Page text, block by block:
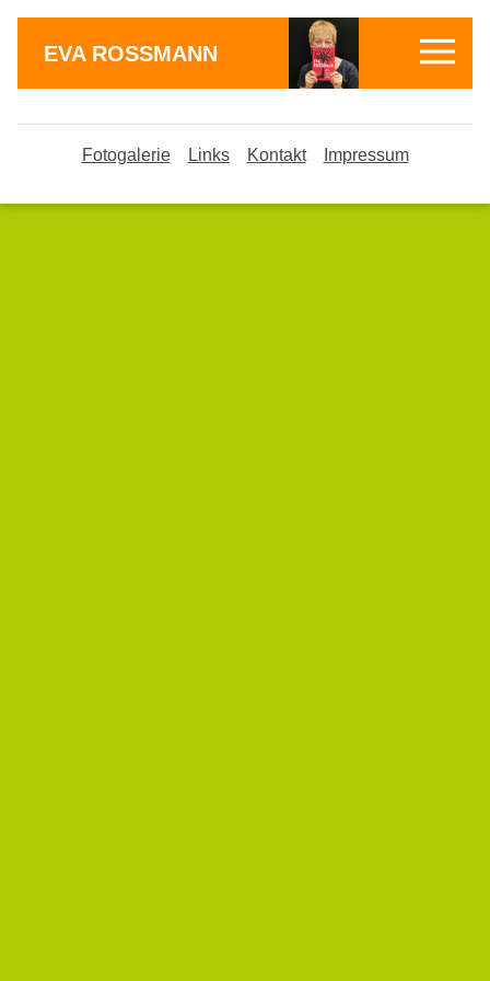
EVA ROSSMANN
Fotogalerie Links Kontakt Impressum